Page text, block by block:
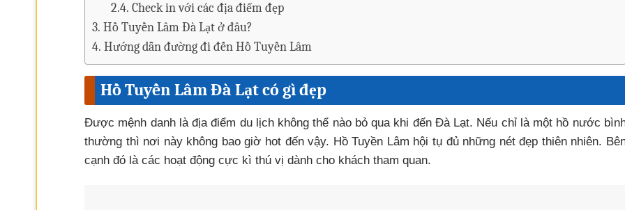
Check in với các địa điểm đẹp
Hồ Tuyền Lâm Đà Lạt ở đâu?
Hướng dẫn đường đi đến Hồ Tuyền Lâm
Hồ Tuyền Lâm Đà Lạt có gì đẹp
Được mệnh danh là địa điểm du lịch không thể nào bỏ qua khi đến Đà Lạt. Nếu chỉ là một hồ nước
thường thì nơi này không bao giờ hot đến vậy. Hồ Tuyền Lâm hội tụ đủ những nét đẹp thiên nhiên.
cạnh đó là các hoạt động cực kì thú vị dành cho khách tham quan.